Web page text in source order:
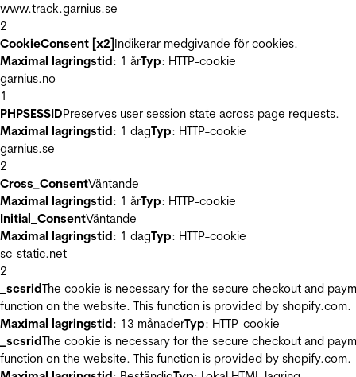
www.track.garnius.se
2
CookieConsent [x2]Indikerar medgivande för cookies.
Maximal lagringstid: 1 årTyp: HTTP-cookie
garnius.no
1
PHPSESSIDPreserves user session state across page requests.
Maximal lagringstid: 1 dagTyp: HTTP-cookie
garnius.se
2
Cross_ConsentVäntande
Maximal lagringstid: 1 årTyp: HTTP-cookie
Initial_ConsentVäntande
Maximal lagringstid: 1 dagTyp: HTTP-cookie
sc-static.net
2
_scsridThe cookie is necessary for the secure checkout and
function on the website. This function is provided by shopify.com.
Maximal lagringstid: 13 månaderTyp: HTTP-cookie
_scsridThe cookie is necessary for the secure checkout and
function on the website. This function is provided by shopify.com.